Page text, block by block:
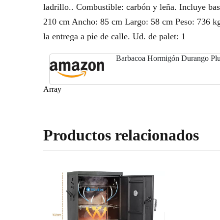
ladrillo.. Combustible: carbón y leña. Incluye
210 cm Ancho: 85 cm Largo: 58 cm Peso: 736
la entrega a pie de calle. Ud. de palet: 1
Barbacoa Hormigón Durango
Array
Productos relacionados